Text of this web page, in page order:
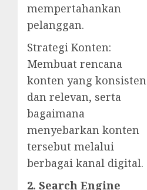
mempertahankan
pelanggan.
Strategi Konten:
Membuat rencana
konten yang konsisten
dan relevan, serta
bagaimana
menyebarkan konten
tersebut melalui
berbagai kanal digital.
2. Search Engine